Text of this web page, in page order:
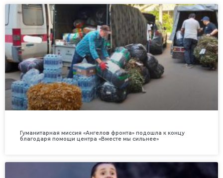
Гуманитарная миссия «Ангелов фронта» подошла к концу
благодаря помощи центра «Вместе мы сильнее»